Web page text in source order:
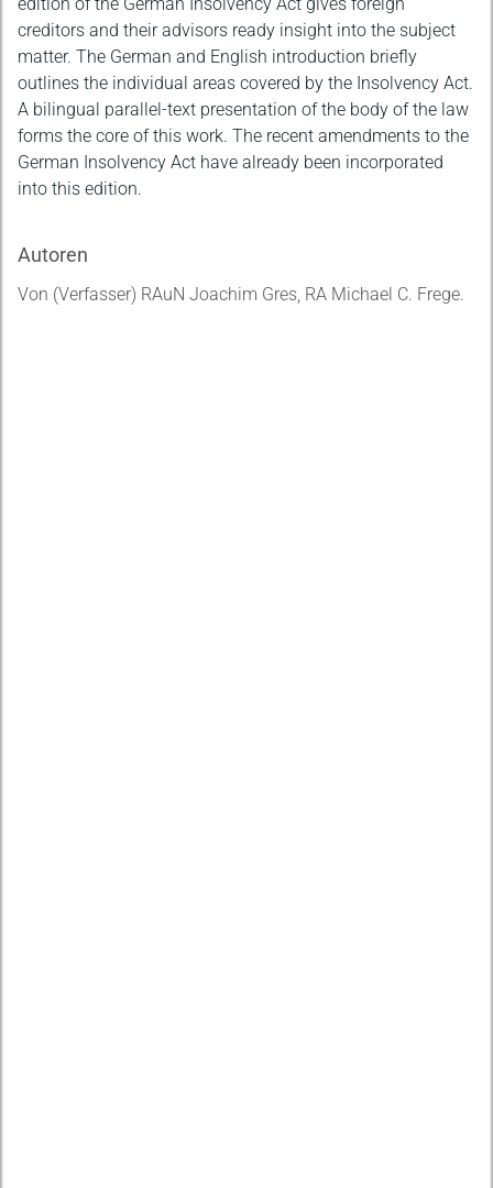
creditors and their advisors ready insight into the subject
matter. The German and English introduction briefly
outlines the individual areas covered by the Insolvency Act.
A bilingual parallel-text presentation of the body of the law
forms the core of this work. The recent amendments to the
German Insolvency Act have already been incorporated
into this edition.
Autoren
Von (Verfasser) RAuN Joachim Gres, RA Michael C. Frege.